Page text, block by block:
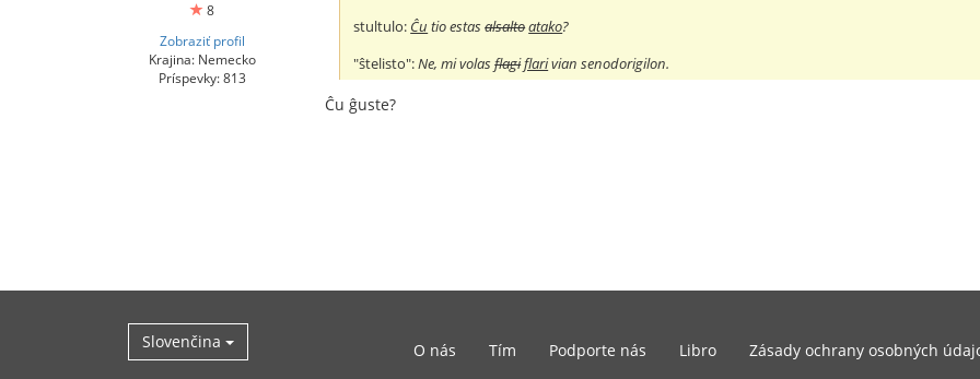
8
Zobraziť profil
Krajina: Nemecko
Príspevky: 813
stultulo: Ĉu tio estasalsaltoatako?
"ŝtelisto":Ne, mi volasflagiflarivian senodorigilon.
Ĉu ĝuste?
Slovenčina O nás Tím Podporte nás Libro Zásady ochrany osobných